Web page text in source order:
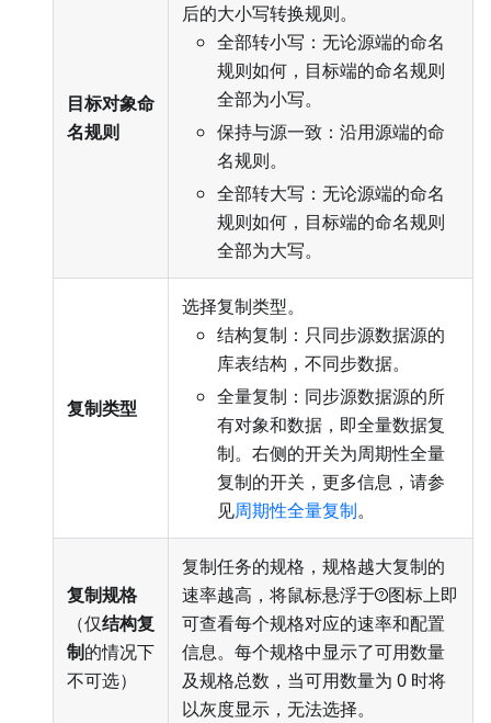
目标对象命
名规则
后的大小写转换规则。
全部转小写：无论源端的命名
规则如何，目标端的命名规则
全部为小写。
保持与源一致：沿用源端的命
名规则。
全部转大写：无论源端的命名
规则如何，目标端的命名规则
全部为大写。
复制类型
选择复制类型。
结构复制：只同步源数据源的
库表结构，不同步数据。
全量复制：同步源数据源的所
有对象和数据，即全量数据复
制。右侧的开关为周期性全量
复制的开关，更多信息，请参
见周期性全量复制。
复制规格
（仅结构复
制的情况下
不可选）
复制任务的规格，规格越大复制的
速率越高，将鼠标悬浮于 图标上即
可查看每个规格对应的速率和配置
信息。每个规格中显示了可用数量
及规格总数，当可用数量为 0 时将
以灰度显示，无法选择。